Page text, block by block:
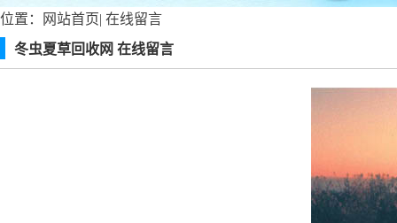
位置： 网站首页| 在线留言
冬虫夏草回收网 在线留言